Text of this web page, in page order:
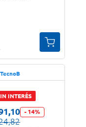
TecnoB
INTERÉS
,10 - 14%
,82